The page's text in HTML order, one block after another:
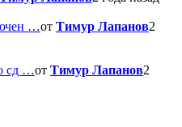
…от Тимур Лапанов2
сд …от Тимур Лапанов2